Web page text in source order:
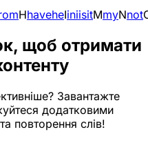
HhaveheIiniisitMmyNnot
щоб отримати
Завантажте
додатковими
повторення слів!